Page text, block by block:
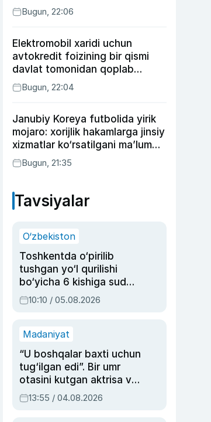
Bugun, 22:06
Elektromobil xaridi uchun
avtokredit foizining bir qismi
davlat tomonidan qoplab
berilishi mumkin
Bugun, 22:04
Janubiy Koreya futbolida yirik
mojaro: xorijlik hakamlarga jinsiy
xizmatlar ko‘rsatilgani ma’lum
qilindi
Bugun, 21:35
Tavsiyalar
O‘zbekiston
Toshkentda o‘pirilib
tushgan yo‘l qurilishi
bo‘yicha 6 kishiga sud
hukmi o‘qildi
10:10 / 05.08.2026
Madaniyat
“U boshqalar baxti uchun
tug‘ilgan edi”. Bir umr
otasini kutgan aktrisa va
dublyaj ustasi Rimma
Ahmedovaning
13:55 / 04.08.2026